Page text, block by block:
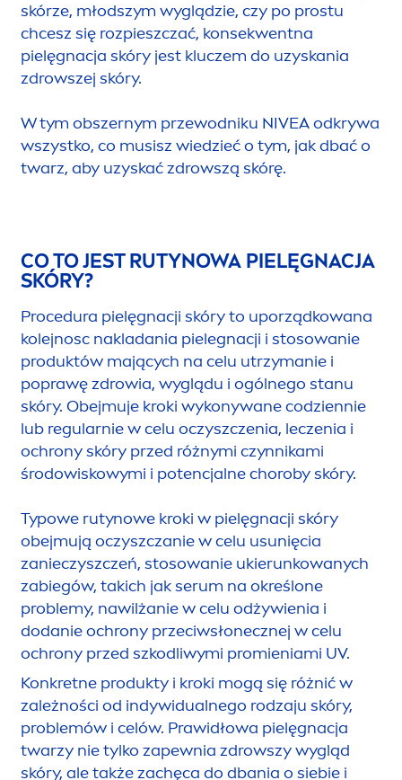
skórze, młodszym wyglądzie, czy po prostu
chcesz się rozpieszczać, konsekwentna
pielęgnacja skóry jest kluczem do uzyskania
zdrowszej skóry.
W tym obszernym przewodniku NIVEAodkrywa
wszystko, co musisz wiedzieć o tym, jak dbać o
twarz, aby uzyskać zdrowszą skórę.
CO TO JEST RUTYNOWA PIELĘGNACJA
SKÓRY?
Procedura pielęgnacji skóry to uporządkowana
kolejnosc nakladania pielegnacji i stosowanie
produktów mających na celu utrzymanie i
poprawę zdrowia, wyglądu i ogólnego stanu
skóry. Obejmuje kroki wykonywane codziennie
lub regularnie w celu oczyszczenia, leczenia i
ochrony skóry przed różnymi czynnikami
środowiskowymi i potencjalne choroby skóry.
Typowe rutynowe kroki w pielęgnacji skóry
obejmują oczyszczanie w celu usunięcia
zanieczyszczeń, stosowanie ukierunkowanych
zabiegów, takich jak serum na określone
problemy, nawilżanie w celu odżywienia i
dodanie ochrony przeciwsłonecznej w celu
ochrony przed szkodliwymi promieniami UV.
Konkretne produkty i kroki mogą się różnić w
zależności od indywidualnego rodzaju skóry,
problemów i celów. Prawidłowa pielęgnacja
twarzy nie tylko zapewnia zdrowszy wygląd
skóry, ale także zachęca do dbania o siebie i